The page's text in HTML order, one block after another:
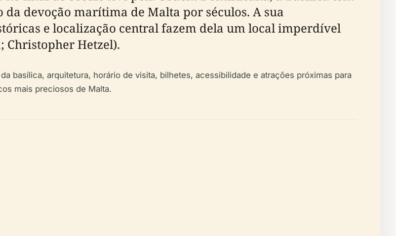
devoção marítima de Malta por séculos. A sua
e localização central fazem dela um local imperdível
Christopher Hetzel).
basílica, arquitetura, horário de visita, bilhetes, acessibilidade e atrações próximas para
mais preciosos de Malta.